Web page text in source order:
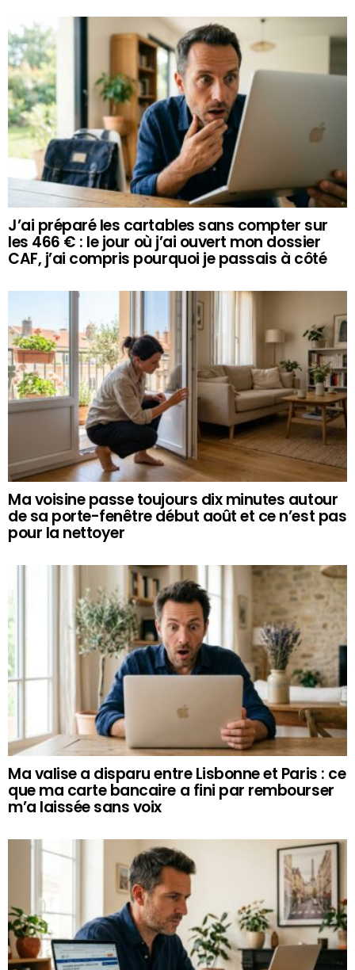
J’ai préparé les cartables sans compter sur
les 466 € : le jour où j’ai ouvert mon dossier
CAF, j’ai compris pourquoi je passais à côté
Ma voisine passe toujours dix minutes autour
de sa porte-fenêtre début août et ce n’est pas
pour la nettoyer
Ma valise a disparu entre Lisbonne et Paris : ce
que ma carte bancaire a fini par rembourser
m’a laissée sans voix